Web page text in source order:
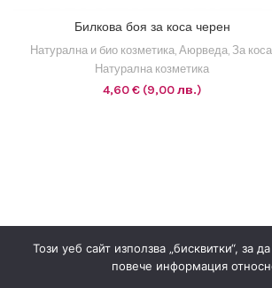
1 EUR = 1.95583 BGN
ДОБАВЯНЕ В КОЛИЧКАТА
Билкова боя за коса черен
Натурална и био козметика ,Аюрведа За коса
Натурална козметика
4,60€(9,00 лв.)
Този уеб сайт използва „бисквитки“,
повече информация